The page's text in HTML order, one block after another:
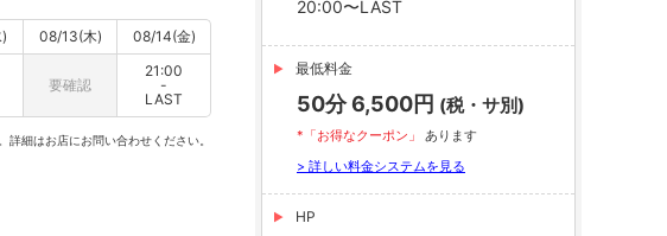
08/13(木)
08/14(金)
要確認
21:00
-
LAST
細はお店にお問い合わせください。
20:00〜LAST
最低料金
50分 6,500円 (税・サ別)
*「お得なクーポン」 あります
> 詳しい料金システムを見る
HP